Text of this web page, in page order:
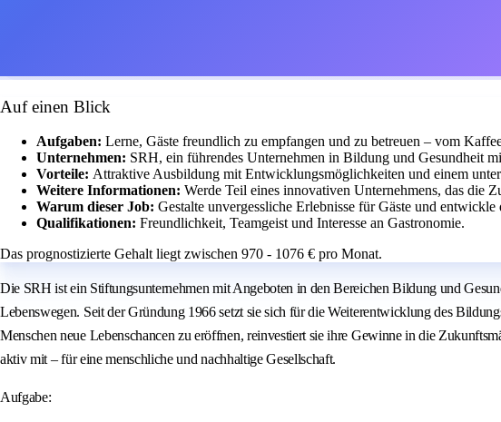
Auf einen Blick
Aufgaben: Lerne, Gäste freundlich zu empfangen und zu betreuen – vom
Unternehmen: SRH, ein führendes Unternehmen in Bildung und Gesundheit
Vorteile: Attraktive Ausbildung mit Entwicklungsmöglichkeiten und einem
Weitere Informationen: Werde Teil eines innovativen Unternehmens, das die
Warum dieser Job: Gestalte unvergessliche Erlebnisse für Gäste und
Qualifikationen: Freundlichkeit, Teamgeist und Interesse an Gastronomie.
Das prognostizierte Gehalt liegt zwischen 970 - 1076 € pro Monat.
Die SRH ist ein Stiftungsunternehmen mit Angeboten in den Bereichen Bildung und
Lebenswegen. Seit der Gründung 1966 setzt sie sich für die Weiterentwicklung des
Menschen neue Lebenschancen zu eröffnen, reinvestiert sie ihre Gewinne in die
aktiv mit – für eine menschliche und nachhaltige Gesellschaft.
Aufgabe: